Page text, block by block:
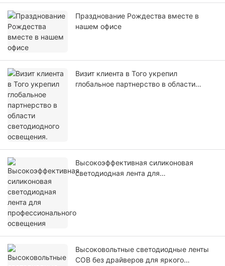
Празднование Рождества вместе в
нашем офисе
Визит клиента в Того укрепил
глобальное партнерство в области
Высокоэффективная силиконовая
светодиодная лента для
Высоковольтные светодиодные ленты
COB без драйверов для яркого